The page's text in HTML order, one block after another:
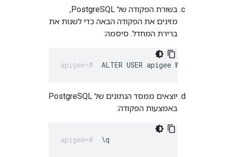
בשורת הפקודה של PostgreSQL,
מזינים את הפקודה הבאה כדי לשנות את
ברירת המחדל. סיסמה:
ALTER USER apigee WITH
יוצאים ממסד הנתונים של PostgreSQL
באמצעות הפקודה:
\q